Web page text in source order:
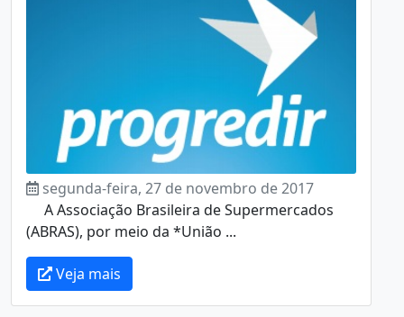
segunda-feira, 27 de novembro de 2017
A Associação Brasileira de Supermercados
(ABRAS), por meio da *União ...
Veja mais